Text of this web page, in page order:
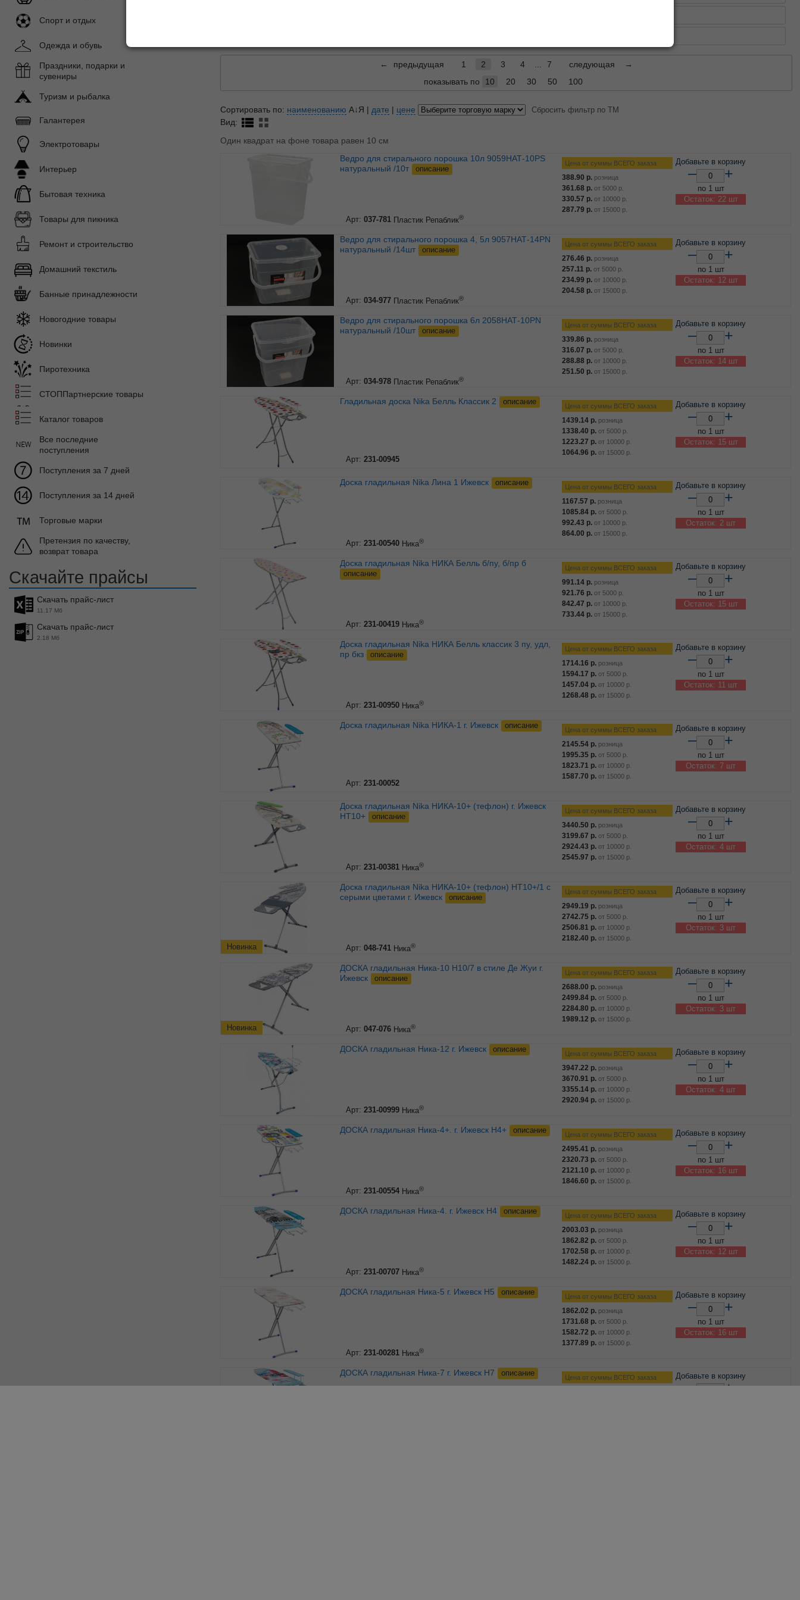
← предыдущая 1 2 3 4 7 следующая
→
показывать по
10 20 30 50 100
Сортировать по: наименованию А↓Я | дате | цене Сбросить фильтр по ТМ
Вид:
Один квадрат на фоне товара равен 10 см
Ведро для стирального порошка 10л 9059НАТ-10РS
натуральный /10т
описание
Арт: 037-781 Пластик Репаблик®
Цена от суммы ВСЕГО заказа
388.90 р. розница
361.68 р. от 5000 р.
330.57 р. от 10000 р.
287.79 р. от 15000 р.
Добавьте в корзину
– +
по 1 шт
Остаток: 22 шт
Ведро для стирального порошка 4, 5л 9057НАТ-14РN
натуральный /14шт
описание
Арт: 034-977 Пластик Репаблик®
Цена от суммы ВСЕГО заказа
276.46 р. розница
257.11 р. от 5000 р.
234.99 р. от 10000 р.
204.58 р. от 15000 р.
Добавьте в корзину
– +
по 1 шт
Остаток: 12 шт
Ведро для стирального порошка 6л 2058НАТ-10РN
натуральный /10шт
описание
Арт: 034-978 Пластик Репаблик®
Цена от суммы ВСЕГО заказа
339.86 р. розница
316.07 р. от 5000 р.
288.88 р. от 10000 р.
251.50 р. от 15000 р.
Добавьте в корзину
– +
по 1 шт
Остаток: 14 шт
Гладильная доска Nika Белль Классик 2 описание
Арт: 231-00945
Цена от суммы ВСЕГО заказа
1439.14 р. розница
1338.40 р. от 5000 р.
1223.27 р. от 10000 р.
1064.96 р. от 15000 р.
Добавьте в корзину
– +
по 1 шт
Остаток: 15 шт
Доска гладильная Nika Лина 1 Ижевск описание
Арт: 231-00540 Ника®
Цена от суммы ВСЕГО заказа
1167.57 р. розница
1085.84 р. от 5000 р.
992.43 р. от 10000 р.
864.00 р. от 15000 р.
Добавьте в корзину
– +
по 1 шт
Остаток: 2 шт
Доска гладильная Nika НИКА Белль б/пу, б/пр б
описание
Арт: 231-00419 Ника®
Цена от суммы ВСЕГО заказа
991.14 р. розница
921.76 р. от 5000 р.
842.47 р. от 10000 р.
733.44 р. от 15000 р.
Добавьте в корзину
– +
по 1 шт
Остаток: 15 шт
Доска гладильная Nika НИКА Белль классик 3 пу, удл,
пр бкз
описание
Арт: 231-00950 Ника®
Цена от суммы ВСЕГО заказа
1714.16 р. розница
1594.17 р. от 5000 р.
1457.04 р. от 10000 р.
1268.48 р. от 15000 р.
Добавьте в корзину
– +
по 1 шт
Остаток: 11 шт
Доска гладильная Nika НИКА-1 г. Ижевск описание
Арт: 231-00052
Цена от суммы ВСЕГО заказа
2145.54 р. розница
1995.35 р. от 5000 р.
1823.71 р. от 10000 р.
1587.70 р. от 15000 р.
Добавьте в корзину
– +
по 1 шт
Остаток: 7 шт
Доска гладильная Nika НИКА-10+ (тефлон) г. Ижевск
НТ10+
описание
Арт: 231-00381 Ника®
Цена от суммы ВСЕГО заказа
3440.50 р. розница
3199.67 р. от 5000 р.
2924.43 р. от 10000 р.
2545.97 р. от 15000 р.
Добавьте в корзину
– +
по 1 шт
Остаток: 4 шт
Новинка
Доска гладильная Nika НИКА-10+ (тефлон) НТ10+/1 с
серыми цветами г. Ижевск
описание
Арт: 048-741 Ника®
Цена от суммы ВСЕГО заказа
2949.19 р. розница
2742.75 р. от 5000 р.
2506.81 р. от 10000 р.
2182.40 р. от 15000 р.
Добавьте в корзину
– +
по 1 шт
Остаток: 3 шт
Новинка
ДОСКА гладильная Ника-10 Н10/7 в стиле Де Жуи г.
Ижевск
описание
Арт: 047-076 Ника®
Цена от суммы ВСЕГО заказа
2688.00 р. розница
2499.84 р. от 5000 р.
2284.80 р. от 10000 р.
1989.12 р. от 15000 р.
Добавьте в корзину
– +
по 1 шт
Остаток: 3 шт
ДОСКА гладильная Ника-12 г. Ижевск описание
Арт: 231-00999 Ника®
Цена от суммы ВСЕГО заказа
3947.22 р. розница
3670.91 р. от 5000 р.
3355.14 р. от 10000 р.
2920.94 р. от 15000 р.
Добавьте в корзину
– +
по 1 шт
Остаток: 4 шт
ДОСКА гладильная Ника-4+. г. Ижевск Н4+ описание
Арт: 231-00554 Ника®
Цена от суммы ВСЕГО заказа
2495.41 р. розница
2320.73 р. от 5000 р.
2121.10 р. от 10000 р.
1846.60 р. от 15000 р.
Добавьте в корзину
– +
по 1 шт
Остаток: 16 шт
ДОСКА гладильная Ника-4. г. Ижевск Н4 описание
Арт: 231-00707 Ника®
Цена от суммы ВСЕГО заказа
2003.03 р. розница
1862.82 р. от 5000 р.
1702.58 р. от 10000 р.
1482.24 р. от 15000 р.
Добавьте в корзину
– +
по 1 шт
Остаток: 12 шт
ДОСКА гладильная Ника-5 г. Ижевск Н5 описание
Арт: 231-00281 Ника®
Цена от суммы ВСЕГО заказа
1862.02 р. розница
1731.68 р. от 5000 р.
1582.72 р. от 10000 р.
1377.89 р. от 15000 р.
Добавьте в корзину
– +
по 1 шт
Остаток: 16 шт
ДОСКА гладильная Ника-7 г. Ижевск Н7 описание Цена от суммы ВСЕГО заказа Добавьте в корзину
– +
Спорт и отдых
Одежда и обувь
Праздники, подарки и
сувениры
Туризм и рыбалка
Галантерея
Электротовары
Интерьер
Бытовая техника
Товары для пикника
Ремонт и строительство
Домашний текстиль
Банные принадлежности
Новогодние товары
Новинки
Пиротехника
СТОППартнерские товары
Каталог товаров
Все последние
поступления
Поступления за 7 дней
Поступления за 14 дней
Торговые марки
Претензия по качеству,
возврат товара
Скачайте прайсы
Скачать прайс-лист
11.17 Мб
Скачать прайс-лист
2.18 Мб